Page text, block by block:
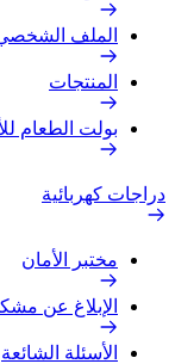
الملف
المنتجات
بولت الطعام
دراجات كهربائية
مختبر الأمان
الإبلاغ عن
الأسئلة الشائعة